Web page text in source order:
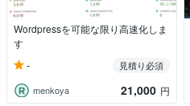
Wordpressを可能な限り高速化しま
す
-
見積り必須
menkoya
21,000 円